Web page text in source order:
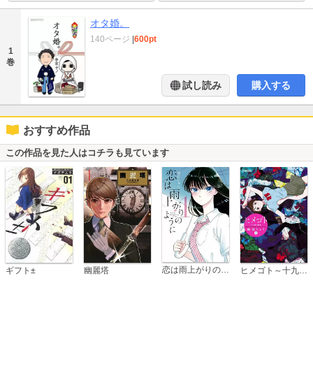
1
巻
オタ婚。
140ページ 600pt
試し読み 購入する
おすすめ作品
この作品を見た人はコチラも見ています
ギフト± 幽麗塔 恋は雨上がりのように